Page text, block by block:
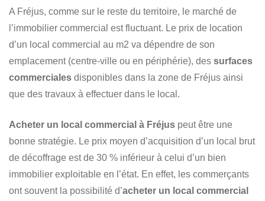
A Fréjus, comme sur le reste du territoire, le marché de
l’immobilier commercial est fluctuant. Le prix de location
d’un local commercial au m2 va dépendre de son
emplacement (centre-ville ou en périphérie), des surfaces
commerciales disponibles dans la zone de Fréjus ainsi
que des travaux à effectuer dans le local.
Acheter un local commercial à Fréjus peut être une
bonne stratégie. Le prix moyen d’acquisition d’un local brut
de décoffrage est de 30 % inférieur à celui d’un bien
immobilier exploitable en l’état. En effet, les commerçants
ont souvent la possibilité d’acheter un local commercial